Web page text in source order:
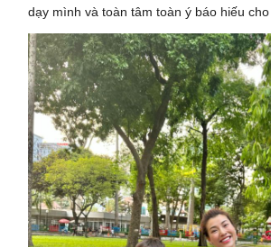
dạy mình và toàn tâm toàn ý báo hiếu cho